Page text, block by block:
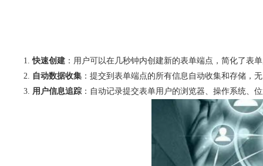
快速创建 ：用户可以在几秒钟内创建新的表单端点，简化了表
自动数据收集 ：提交到表单端点的所有信息自动收集和存储，
用户信息追踪 ：自动记录提交表单用户的浏览器、操作系统、